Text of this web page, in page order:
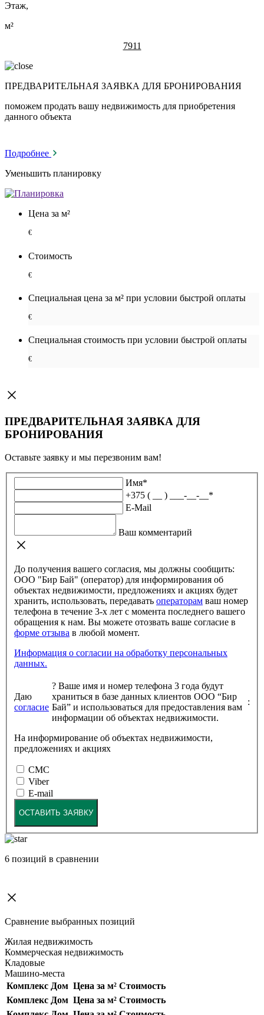
Этаж,
м²
7911
ПРЕДВАРИТЕЛЬНАЯ ЗАЯВКА ДЛЯ БРОНИРОВАНИЯ
поможем продать вашу недвижимость для приобретения
данного объекта
Подробнее
Уменьшить планировку
Цена за м²
€
Стоимость
€
Специальная цена за м² при условии быстрой оплаты
€
Специальная cтоимость при условии быстрой оплаты
€
ПРЕДВАРИТЕЛЬНАЯ ЗАЯВКА ДЛЯ
БРОНИРОВАНИЯ
Оставьте заявку и мы перезвоним вам!
Имя*
+375 ( __ ) ___-__-__ *
E-Mail
Ваш комментарий
До получения вашего согласия, мы должны сообщить:
ООО "Бир Бай" (оператор) для информирования об
объектах недвижимости, предложениях и акциях будет
хранить, использовать, передавать операторам
телефона в течение 3-х лет с момента последнего вашего
обращения к нам. Вы можете отозвать ваше согласие в
форме отзыва
в любой момент.
Информация о согласии на обработку персональных
данных.
Даю
согласие
? Ваше имя и номер телефона 3 года будут
храниться в базе данных клиентов ООО “Бир
Бай” и использоваться для предоставления вам
информации об объектах недвижимости.
:
На информирование об объектах недвижимости,
предложениях и акциях
СМС
Viber
E-mail
ОСТАВИТЬ ЗАЯВКУ
6 позиций в сравнении
Сравнение выбранных позиций
Жилая недвижимость
Коммерческая недвижимость
Кладовые
Машино-места
Комплекс Дом Цена за м² Стоимость
Комплекс Дом Цена за м² Стоимость